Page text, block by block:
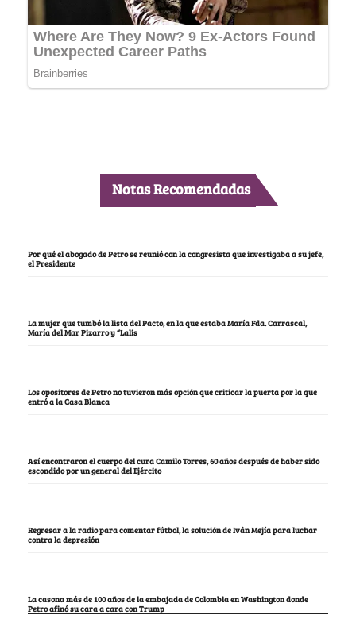
Notas Recomendadas
Por qué el abogado de Petro se reunió con la congresista que investigaba a su jefe,
el Presidente
La mujer que tumbó la lista del Pacto, en la que estaba María Fda. Carrascal,
María del Mar Pizarro y “Lalis
Los opositores de Petro no tuvieron más opción que criticar la puerta por la que
entró a la Casa Blanca
Así encontraron el cuerpo del cura Camilo Torres, 60 años después de haber sido
escondido por un general del Ejército
Regresar a la radio para comentar fútbol, la solución de Iván Mejía para luchar
contra la depresión
La casona más de 100 años de la embajada de Colombia en Washington donde
Petro afinó su cara a cara con Trump